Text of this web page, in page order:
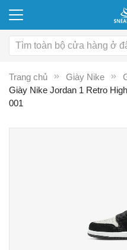
Trang chủ Giày Nike
Giày Nike Jordan 1 Retro
001